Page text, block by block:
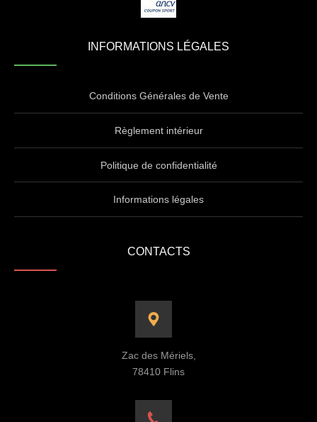
INFORMATIONS LÉGALES
Conditions Générales de Vente
Règlement intérieur
Politique de confidentialité
Informations légales
CONTACTS
Zac des Mériels,
78410 Flins